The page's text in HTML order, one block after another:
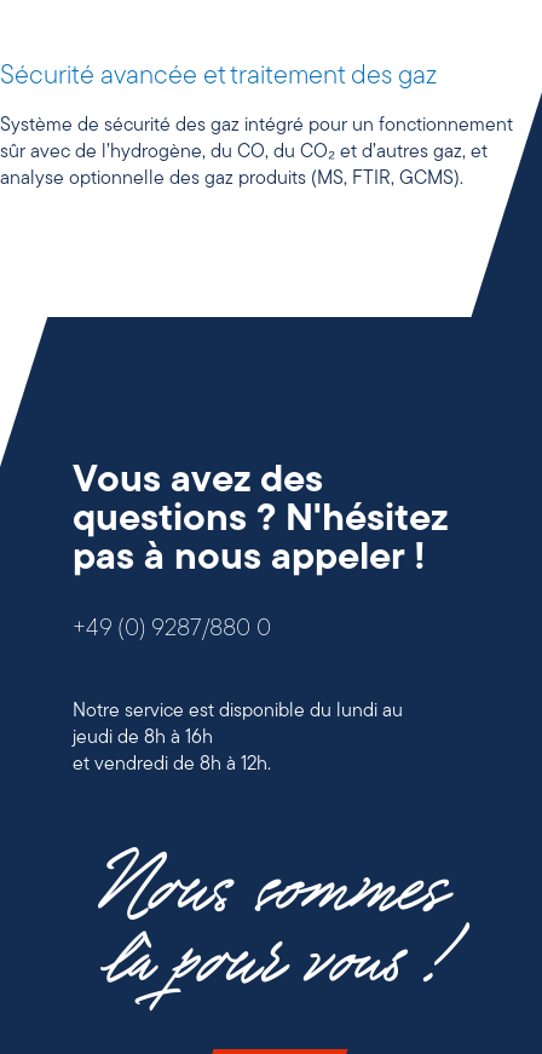
Sécurité avancée et traitement des gaz
Système de sécurité des gaz intégré pour un fonctionnement
sûr avec de l’hydrogène, du CO, du CO₂ et d’autres gaz, et
analyse optionnelle des gaz produits (MS, FTIR, GCMS).
Vous avez des
questions ? N'hésitez
pas à nous appeler !
+49 (0) 9287/880 0
Notre service est disponible du lundi au
jeudi de 8h à 16h
et vendredi de 8h à 12h.
Nous sommes
là pour vous !